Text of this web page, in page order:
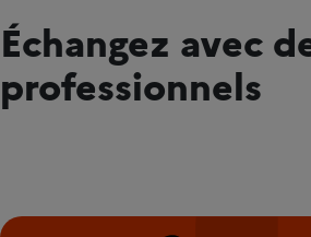
Échangez avec
professionnels